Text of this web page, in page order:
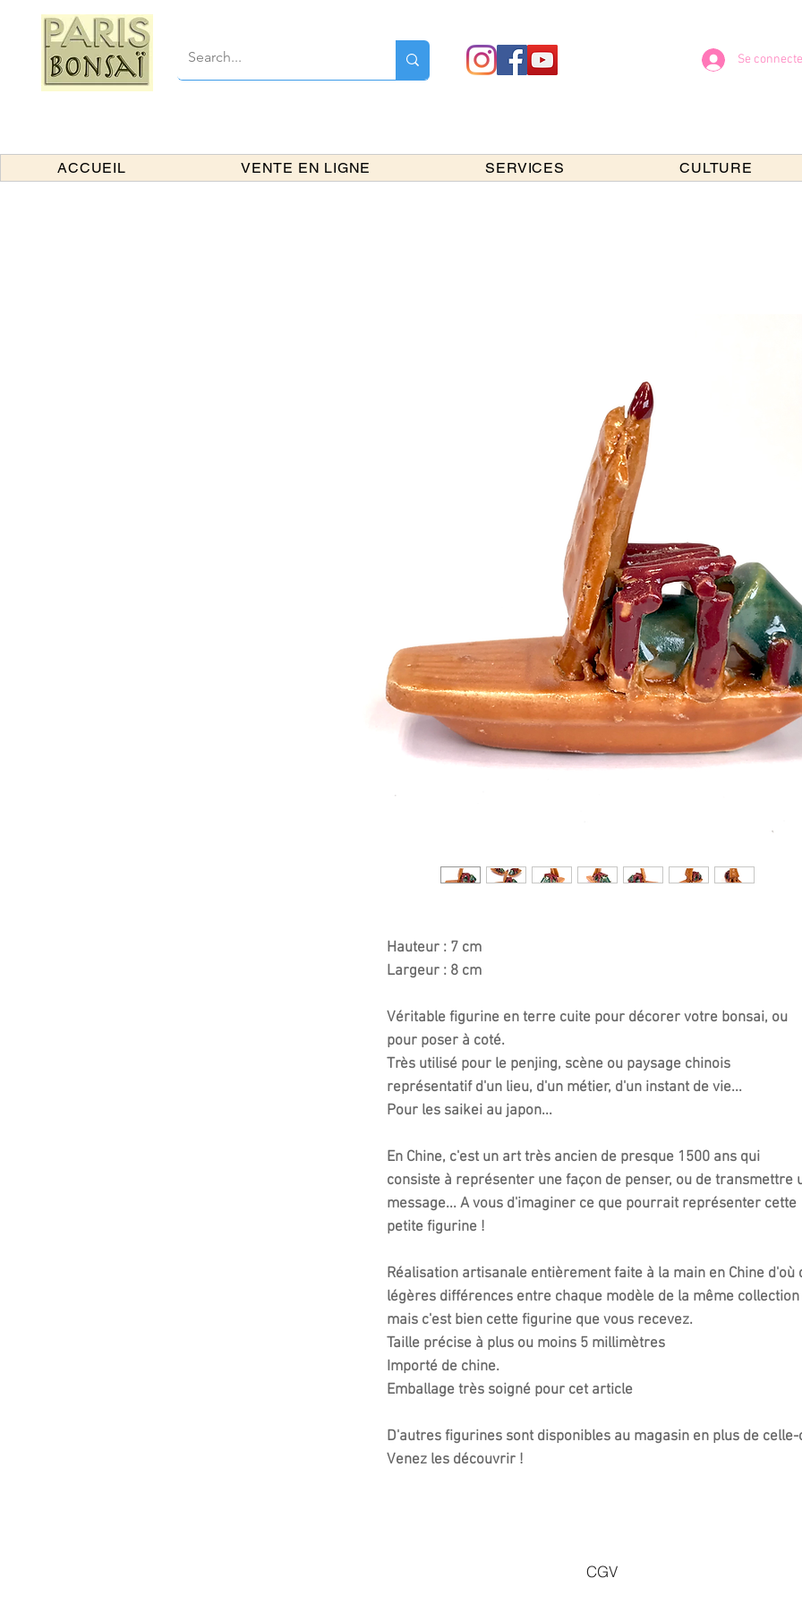
Se
ACCUEIL VENTE EN LIGNE SERVICES CULTURE
Hauteur : 7 cm
Largeur : 8 cm
Véritable figurine en terre cuite pour décorer votre bonsai, ou
pour poser à coté.
Très utilisé pour le penjing, scène ou paysage chinois
représentatif d'un lieu, d'un métier, d'un instant de vie...
Pour les saikei au japon...
En Chine, c'est un art très ancien de presque 1500 ans qui
consiste à représenter une façon de penser, ou de transmettre
message... A vous d'imaginer ce que pourrait représenter cette
petite figurine !
Réalisation artisanale entièrement faite à la main en Chine d'où
légères différences entre chaque modèle de la même collection
mais c'est bien cette figurine que vous recevez.
Taille précise à plus ou moins 5 millimètres
Importé de chine.
Emballage très soigné pour cet article
D'autres figurines sont disponibles au magasin en plus de celle-
Venez les découvrir !
CGV